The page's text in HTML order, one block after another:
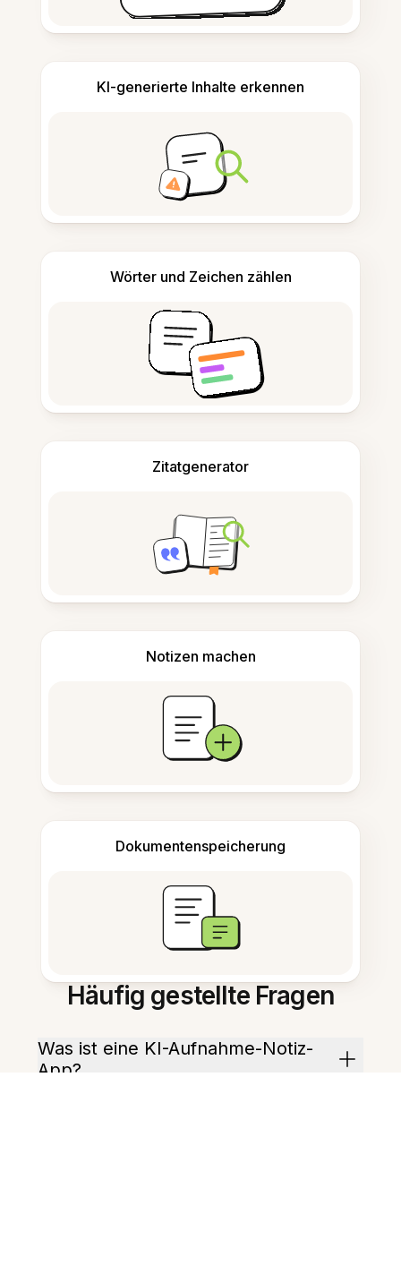
KI-generierte Inhalte erkennen
Wörter und Zeichen zählen
Zitatgenerator
Notizen machen
Dokumentenspeicherung
Häufig gestellte Fragen
Was ist eine KI-Aufnahme-Notiz-
App?